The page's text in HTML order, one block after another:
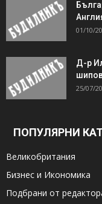
01/10/
Д-р
25/07/
ПОПУЛЯРНИ
Великобритания
Бизнес и Икономика
Подбрани от